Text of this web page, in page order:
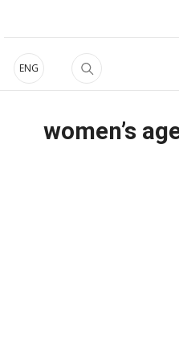
ENG
women’s